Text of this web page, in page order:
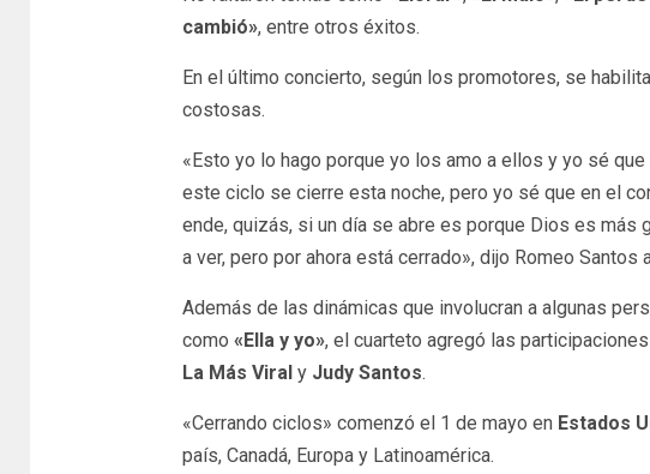
cambió», entre otros éxitos.
En el último concierto, según los promotores, se
costosas.
«Esto yo lo hago porque yo los amo a ellos y yo sé
este ciclo se cierre esta noche, pero yo sé que en el
ende, quizás, si un día se abre es porque Dios es más
a ver, pero por ahora está cerrado», dijo Romeo Santos
Además de las dinámicas que involucran a algunas
como «Ella y yo», el cuarteto agregó las
La Más Viraly Judy Santos.
«Cerrando ciclos» comenzó el 1 de mayo en Estados
país, Canadá, Europa y Latinoamérica.